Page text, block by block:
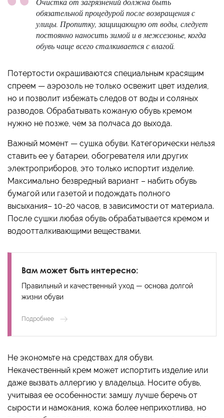
Очистка от загрязнений должна быть
обязательной процедурой после возвращения с
улицы. Пропитку, защищающую от воды, следует
постоянно наносить зимой и в межсезонье, когда
обувь чаще всего сталкивается с влагой.
Потертости окрашиваются специальным красящим
спреем — аэрозоль не только освежит цвет изделия,
но и позволит избежать следов от воды и соляных
разводов. Обрабатывать кожаную обувь кремом
нужно не позже, чем за полчаса до выхода.
Важный момент — сушка обуви. Категорически нельзя
ставить ее у батареи, обогревателя или других
электроприборов, это только испортит изделие.
Максимально безвредный вариант – набить обувь
бумагой или газетой и подождать полного
высыхания– 10-20 часов, в зависимости от материала.
После сушки любая обувь обрабатывается кремом и
водоотталкивающими веществами.
Вам может быть интересно:
Правильный и качественный уход — основа долгой
жизни обуви
Подробнее
Не экономьте на средствах для обуви.
Некачественный крем может испортить изделие или
даже вызвать аллергию у владельца. Носите обувь,
учитывая ее особенности: замшу лучше беречь от
сырости и намокания, кожа более неприхотлива, но